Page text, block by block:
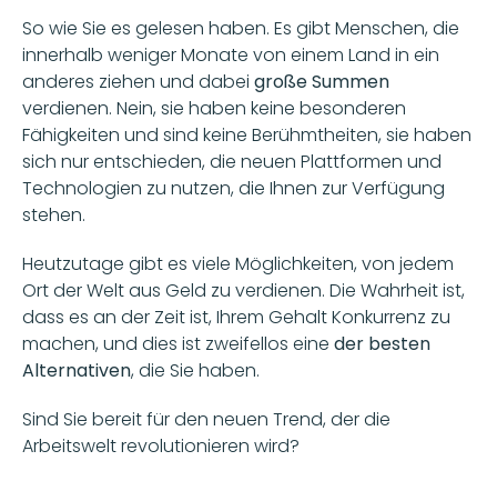
So wie Sie es gelesen haben. Es gibt Menschen, die
innerhalb weniger Monate von einem Land in ein
anderes ziehen und dabei große Summen
verdienen. Nein, sie haben keine besonderen
Fähigkeiten und sind keine Berühmtheiten, sie haben
sich nur entschieden, die neuen Plattformen und
Technologien zu nutzen, die Ihnen zur Verfügung
stehen.
Heutzutage gibt es viele Möglichkeiten, von jedem
Ort der Welt aus Geld zu verdienen. Die Wahrheit ist,
dass es an der Zeit ist, Ihrem Gehalt Konkurrenz zu
machen, und dies ist zweifellos eine der besten
Alternativen, die Sie haben.
Sind Sie bereit für den neuen Trend, der die
Arbeitswelt revolutionieren wird?